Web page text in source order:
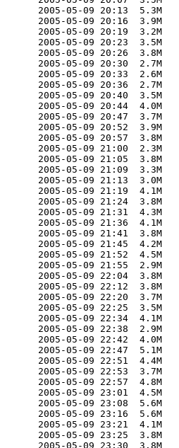
2005-05-09 20:13  5.3M
2005-05-09 20:16  3.9M
2005-05-09 20:19  3.2M
2005-05-09 20:23  3.5M
2005-05-09 20:26  3.8M
2005-05-09 20:30  2.7M
2005-05-09 20:33  2.6M
2005-05-09 20:36  2.7M
2005-05-09 20:40  3.5M
2005-05-09 20:44  4.0M
2005-05-09 20:47  3.7M
2005-05-09 20:52  3.9M
2005-05-09 20:57  3.8M
2005-05-09 21:00  2.3M
2005-05-09 21:05  3.8M
2005-05-09 21:09  3.3M
2005-05-09 21:13  3.0M
2005-05-09 21:19  4.1M
2005-05-09 21:24  3.8M
2005-05-09 21:31  4.3M
2005-05-09 21:36  4.1M
2005-05-09 21:41  3.8M
2005-05-09 21:45  4.2M
2005-05-09 21:52  4.5M
2005-05-09 21:55  2.9M
2005-05-09 22:04  3.8M
2005-05-09 22:12  3.8M
2005-05-09 22:20  3.7M
2005-05-09 22:25  3.5M
2005-05-09 22:34  4.1M
2005-05-09 22:38  2.9M
2005-05-09 22:42  4.0M
2005-05-09 22:47  5.1M
2005-05-09 22:51  4.4M
2005-05-09 22:53  3.7M
2005-05-09 22:57  4.8M
2005-05-09 23:01  4.5M
2005-05-09 23:08  5.6M
2005-05-09 23:16  5.6M
2005-05-09 23:21  4.1M
2005-05-09 23:25  3.8M
2005-05-09 23:30  3.8M